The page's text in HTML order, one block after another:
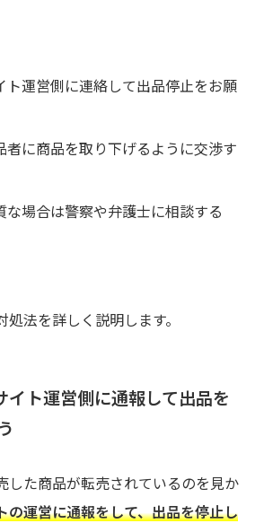
ト運営側に連絡して出品停止をお願
者に商品を取り下げるように交渉す
な場合は警察や弁護士に相談する
法を詳しく説明します。
イト運営側に通報して出品を
した商品が転売されているのを見か
の運営に通報をして、出品を停止し